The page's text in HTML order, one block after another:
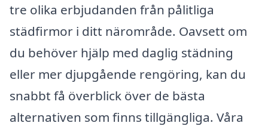
tre olika erbjudanden från pålitliga
städfirmor i ditt närområde. Oavsett om
du behöver hjälp med daglig städning
eller mer djupgående rengöring, kan du
snabbt få överblick över de bästa
alternativen som finns tillgängliga. Våra